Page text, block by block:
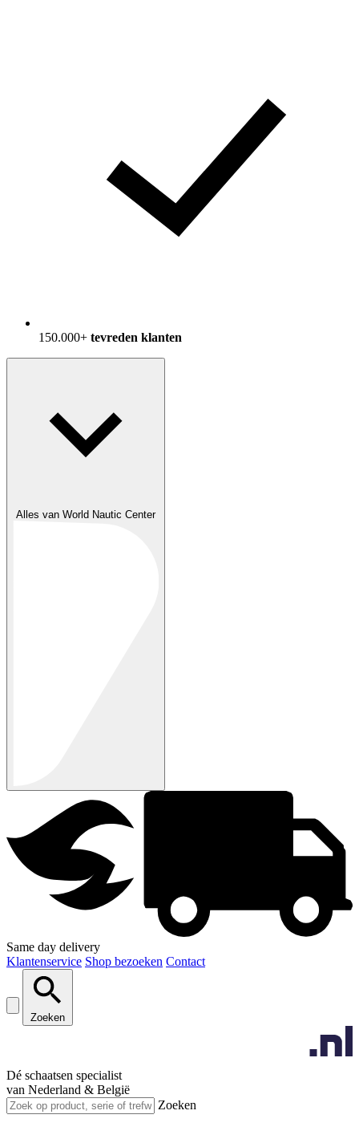
150.000+ tevreden klanten
Alles van World Nautic Center
Same day delivery
Klantenservice Shop bezoeken Contact
Zoeken
Dé schaatsen specialist
van Nederland & België
Zoeken